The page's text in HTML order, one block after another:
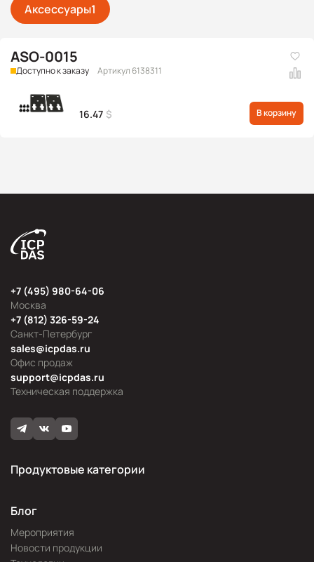
Аксессуары1
ASO-0015
Доступно к заказу Артикул 6138311
16.47 $ В корзину
Москва
+7 (495) 980-64-06
Офис продаж
sales@icpdas.ru
Санкт-Петербург
+7 (812) 326-59-24
Техническая поддержка
support@icpdas.ru
Продуктовые категории
Блог
Мероприятия
Новости продукции